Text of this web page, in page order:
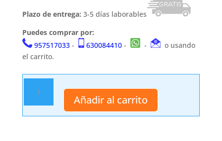
Plazo de entrega: 3-5 días laborables
Puedes comprar por:
957517033- 630084410- -
o usando
el carrito.
antigua
1016L
cantidad
Añadir al carrito